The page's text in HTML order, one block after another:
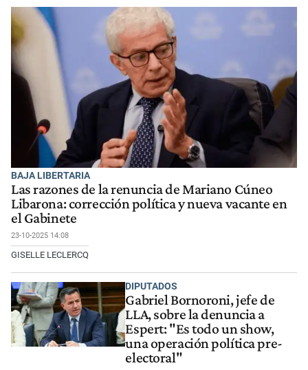
BAJA LIBERTARIA
Las razones de la renuncia de Mariano Cúneo
Libarona: corrección política y nueva vacante en
el Gabinete
23-10-2025 14:08
GISELLE LECLERCQ
DIPUTADOS
Gabriel Bornoroni, jefe de
LLA, sobre la denuncia a
Espert: "Es todo un show,
una operación política pre-
electoral"